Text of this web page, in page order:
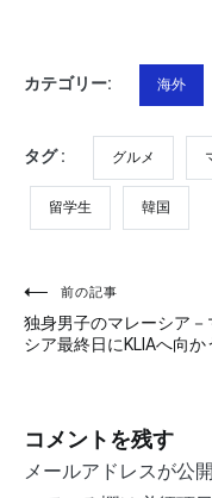
カテゴリー: 海外
タグ : グルメ
留学生 韓国
投
稿
ビ
ゲ
前の記事
独身男子のマレーシア－
シア最終日にKLIAへ向か
コメントを残す
メールアドレスが公